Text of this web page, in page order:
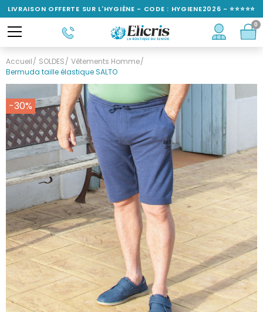
Accueil SOLDES
Vêtements Homme
Bermuda taille élastique SALTO
-30%
LIVRAISON OFFERTE SUR L'HYGIÈNE - CODE : HYGIENE2026 - ⭐⭐⭐⭐⭐
NOTÉ 4,6/5
0